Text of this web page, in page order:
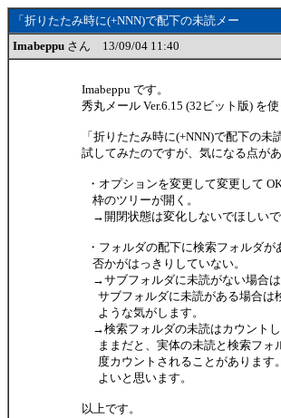
「折りたたみ時に(+NNN)で配下の未読メー
Imabeppu さん 13/09/04 11:40
Imabeppu です。
秀丸メール Ver.6.15 (32ビット版) を使
「折りたたみ時に(+NNN)で配下の
試してみたのですが、気になる点があ
・オプションを変更して変更して
枠のツリーが開く。
→開閉状態は変化しないでほしいで
・フォルダの配下に検索フォルダ
否かがはっきりしていない。
→サブフォルダに未読がない場合は
サブフォルダに未読がある場合は
ような気がします。
→検索フォルダの未読はカウント
ままだと、実体の未読と検索フォ
度カウントされることがあります
よいと思います。
以上です。